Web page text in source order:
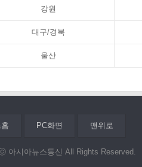
강원
대구/경북
울산
PC화면 맨위로
아시아뉴스통신 All Rights Reserved.